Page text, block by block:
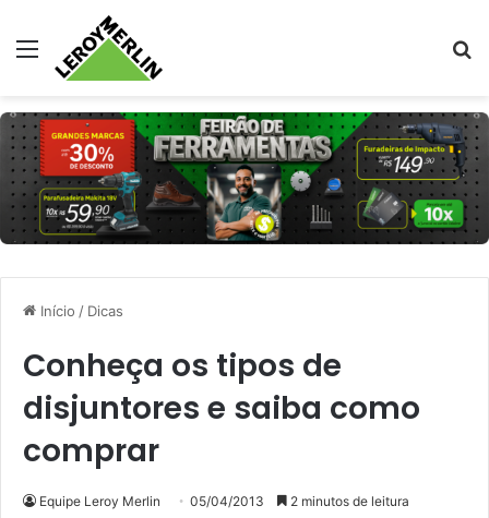
Menu
Início / Dicas
Conheça os tipos de
disjuntores e saiba como
comprar
Equipe Leroy Merlin 05/04/2013 2 minutos de leitura